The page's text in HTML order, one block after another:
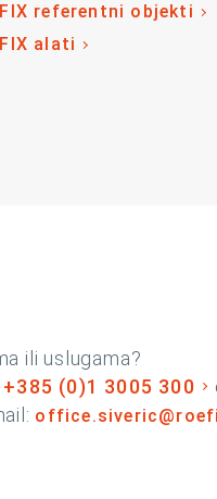
referentni objekti
alati
ili uslugama?
+385 (0)1 3005 300